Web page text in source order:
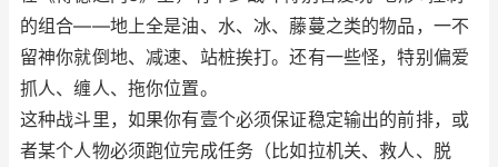
的组合——地上全是油、水、冰、藤蔓之类的物品，一不
留神你就倒地、减速、站桩挨打。还有一些怪，特别偏爱
抓人、缠人、拖你位置。
这种战斗里，如果你有壹个必须保证稳定输出的前排，或
者某个人物必须跑位完成任务（比如拉机关、救人、脱